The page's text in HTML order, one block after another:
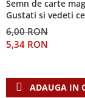
Despre afaceri
Dezvoltare
Leadership
Mediu
Semn de carte
Gustati si vedeti
Domnul!
6,00 RON
5,34 RON
ADAUGA IN